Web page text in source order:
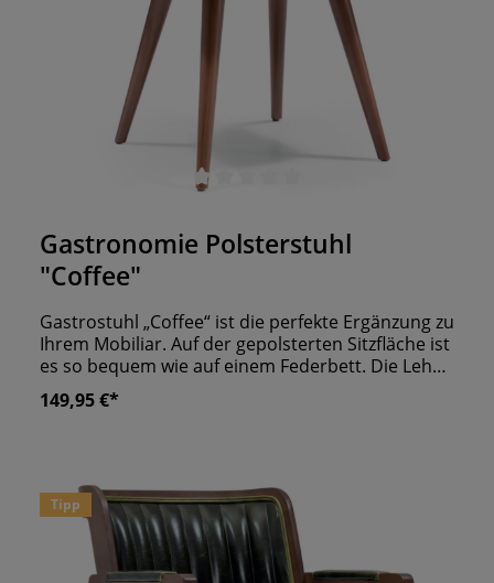
Gastronomie Polsterstuhl
"Coffee"
Gastrostuhl „Coffee“ ist die perfekte Ergänzung zu
Ihrem Mobiliar. Auf der gepolsterten Sitzfläche ist
es so bequem wie auf einem Federbett. Die Lehne
schmiegt sich weich an den Rücken Ihrer Gäste
an. Bequemlichkeit und Sitzkomfort sind das A
passenden Stuhl für Ihr Lokal zu kreieren.
149,95 €*
Tipp